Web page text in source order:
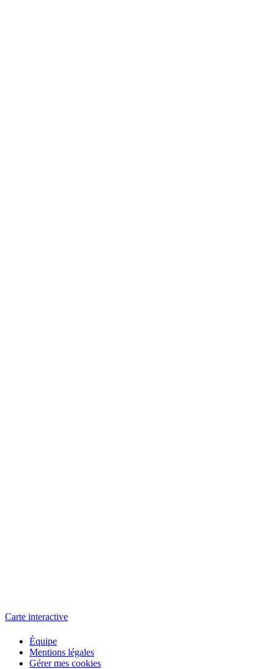
Carte interactive
Équipe
Mentions légales
Gérer mes cookies